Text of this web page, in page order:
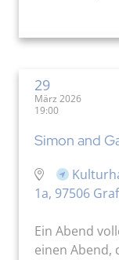
29
März 2026
19:00
Simon and
1a, 97506
Ein Abend
einen Abend,